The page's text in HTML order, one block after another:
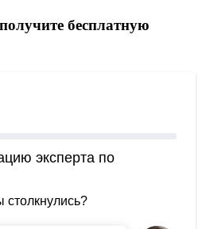
бесплатную